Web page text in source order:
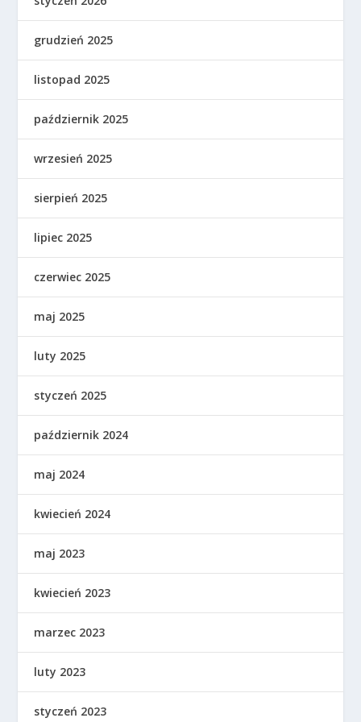
grudzień 2025
listopad 2025
październik 2025
wrzesień 2025
sierpień 2025
lipiec 2025
czerwiec 2025
maj 2025
luty 2025
styczeń 2025
październik 2024
maj 2024
kwiecień 2024
maj 2023
kwiecień 2023
marzec 2023
luty 2023
styczeń 2023